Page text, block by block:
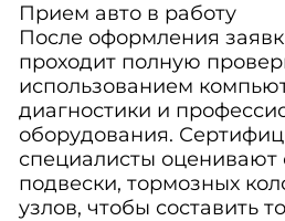
Прием авто в работу
После оформления
проходит полную
использованием
диагностики и
оборудования.
специалисты оценивают
подвески, тормозных
узлов, чтобы составить